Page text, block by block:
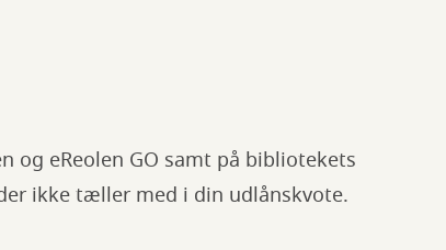
og eReolen GO samt på bibliotekets
ikke tæller med i din udlånskvote.